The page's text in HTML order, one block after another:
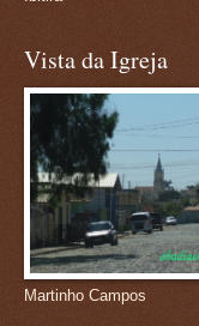
Vista da Igreja
Martinho Campos